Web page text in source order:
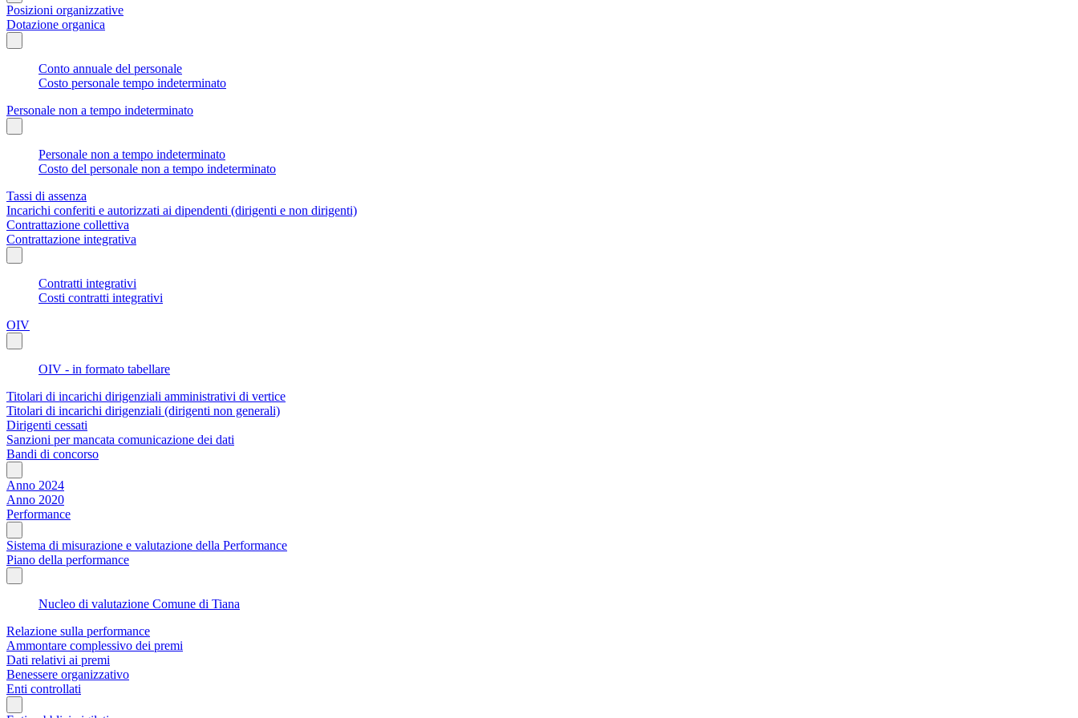
Posizioni organizzative
Dotazione organica
Conto annuale del personale
Costo personale tempo indeterminato
Personale non a tempo indeterminato
Personale non a tempo indeterminato
Costo del personale non a tempo indeterminato
Tassi di assenza
Incarichi conferiti e autorizzati ai dipendenti (dirigenti e non dirigenti)
Contrattazione collettiva
Contrattazione integrativa
Contratti integrativi
Costi contratti integrativi
OIV
OIV - in formato tabellare
Titolari di incarichi dirigenziali amministrativi di vertice
Titolari di incarichi dirigenziali (dirigenti non generali)
Dirigenti cessati
Sanzioni per mancata comunicazione dei dati
Bandi di concorso
Anno 2024
Anno 2020
Performance
Sistema di misurazione e valutazione della Performance
Piano della performance
Nucleo di valutazione Comune di Tiana
Relazione sulla performance
Ammontare complessivo dei premi
Dati relativi ai premi
Benessere organizzativo
Enti controllati